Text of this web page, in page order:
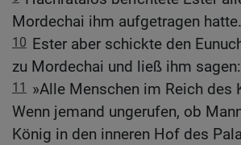
Mordechai ihm aufgetragen hatte.
10 Ester aber schickte den
zu Mordechai und ließ ihm sagen:
11
»Alle Menschen im Reich des
Wenn jemand ungerufen, ob
König in den inneren Hof des